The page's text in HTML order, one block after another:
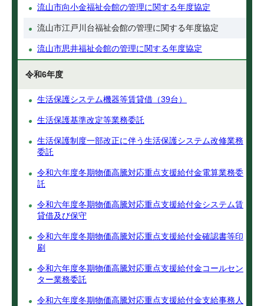
流山市向小金福祉会館の管理に関する年度協定
流山市江戸川台福祉会館の管理に関する年度協定
流山市思井福祉会館の管理に関する年度協定
令和6年度
生活保護システム機器等賃貸借（39台）
生活保護基準改定等業務委託
生活保護制度一部改正に伴う生活保護システム改修業務
委託
令和六年度冬期物価高騰対応重点支援給付金電算業務委
託
令和六年度冬期物価高騰対応重点支援給付金システム賃
貸借及び保守
令和六年度冬期物価高騰対応重点支援給付金確認書等印
刷
令和六年度冬期物価高騰対応重点支援給付金コールセン
ター業務委託
令和六年度冬期物価高騰対応重点支援給付金支給事務人